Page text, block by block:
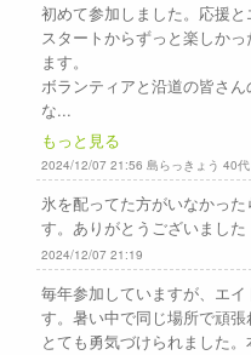
初めて参加しました。応援
スタートからずっと楽しか
ます。
ボランティアと沿道の皆さ
な...
もっと見る
2024/12/07 21:56 島らっきょう 40代
氷を配ってた方がいなかっ
す。ありがとうございました
2024/12/07 21:19
毎年参加していますが、エ
す。暑い中で同じ場所で頑
とても勇気づけられました。